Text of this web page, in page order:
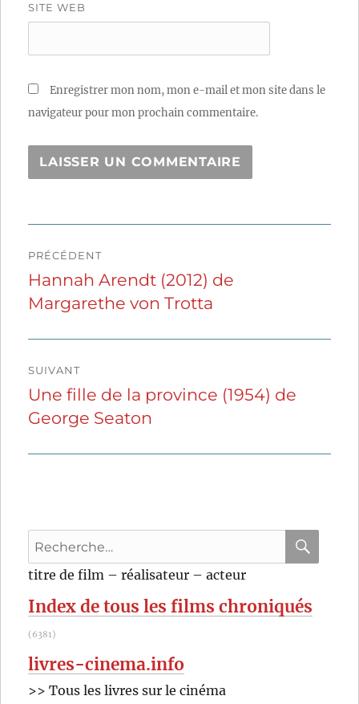
SITE WEB
Enregistrer mon nom, mon e-mail et mon site dans le
navigateur pour mon prochain commentaire.
de
l’article
PRÉCÉDENT
Publication
précédente :
Hannah Arendt (2012) de
Margarethe von Trotta
SUIVANT
Publication
suivante :
Une fille de la province (1954) de
George Seaton
Recherche
pour
:
titre de film – réalisateur – acteur
Index de tous les films chroniqués
(6381)
livres-cinema.info
>> Tous les livres sur le cinéma